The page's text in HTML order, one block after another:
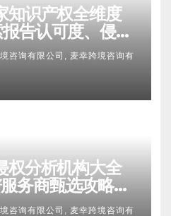
知识产权全维度
告认可度、侵权
诉方法及服务商
咨询有限公司, 麦幸跨境咨询有
权分析机构大全
务商甄选攻略、
构实力详解
咨询有限公司, 麦幸跨境咨询有